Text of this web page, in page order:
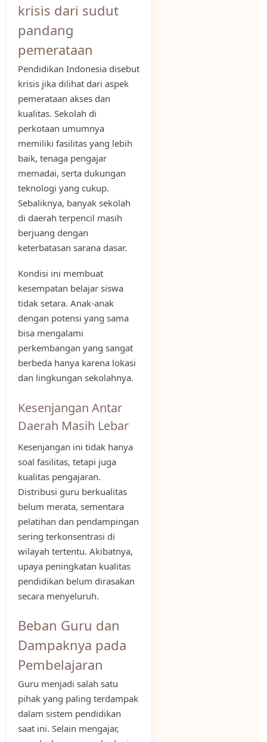
krisis dari sudut
pandang
pemerataan
Pendidikan Indonesia disebut
krisis jika dilihat dari aspek
pemerataan akses dan
kualitas. Sekolah di
perkotaan umumnya
memiliki fasilitas yang lebih
baik, tenaga pengajar
memadai, serta dukungan
teknologi yang cukup.
Sebaliknya, banyak sekolah
di daerah terpencil masih
berjuang dengan
keterbatasan sarana dasar.
Kondisi ini membuat
kesempatan belajar siswa
tidak setara. Anak-anak
dengan potensi yang sama
bisa mengalami
perkembangan yang sangat
berbeda hanya karena lokasi
dan lingkungan sekolahnya.
Kesenjangan Antar
Daerah Masih Lebar
Kesenjangan ini tidak hanya
soal fasilitas, tetapi juga
kualitas pengajaran.
Distribusi guru berkualitas
belum merata, sementara
pelatihan dan pendampingan
sering terkonsentrasi di
wilayah tertentu. Akibatnya,
upaya peningkatan kualitas
pendidikan belum dirasakan
secara menyeluruh.
Beban Guru dan
Dampaknya pada
Pembelajaran
Guru menjadi salah satu
pihak yang paling terdampak
dalam sistem pendidikan
saat ini. Selain mengajar,